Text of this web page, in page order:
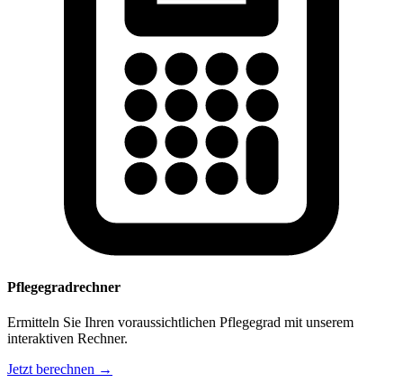
Pflegegradrechner
Ermitteln Sie Ihren voraussichtlichen Pflegegrad mit unserem
interaktiven Rechner.
Jetzt berechnen →